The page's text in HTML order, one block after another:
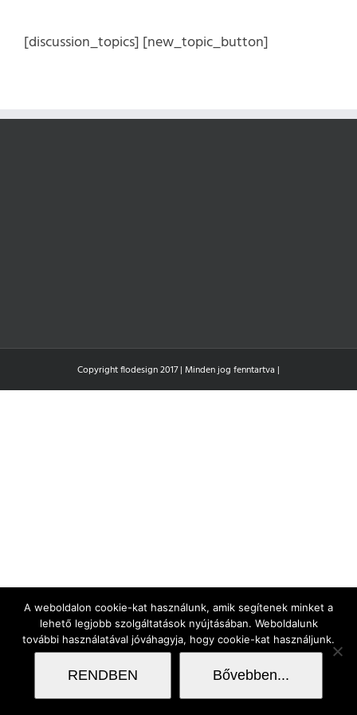
[discussion_topics] [new_topic_button]
Copyright flodesign 2017 | Minden jog fenntartva |
A weboldalon cookie-kat használunk, amik segítenek minket a
lehető legjobb szolgáltatások nyújtásában. Weboldalunk
további használatával jóváhagyja, hogy cookie-kat használjunk.
RENDBEN Bővebben...